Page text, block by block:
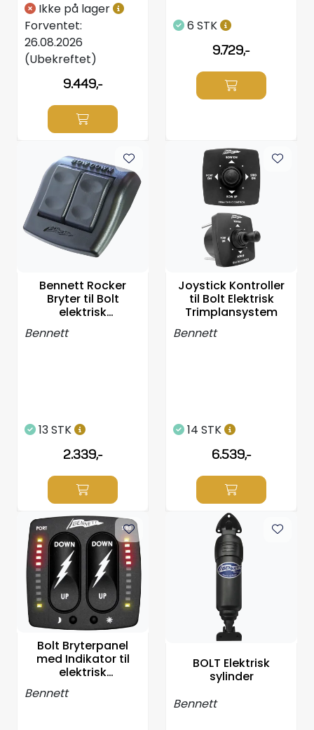
Ikke på lager
Forventet:
26.08.2026
(Ubekreftet)
9.449,-
6 STK
9.729,-
Bennett Rocker
Bryter til Bolt
elektrisk
trimplansystem
Bennett
13 STK
2.339,-
Joystick Kontroller
til Bolt Elektrisk
Trimplansystem
Bennett
14 STK
6.539,-
Bolt Bryterpanel
med Indikator til
elektrisk
trimplansystem
Bennett
BOLT Elektrisk
sylinder
Bennett